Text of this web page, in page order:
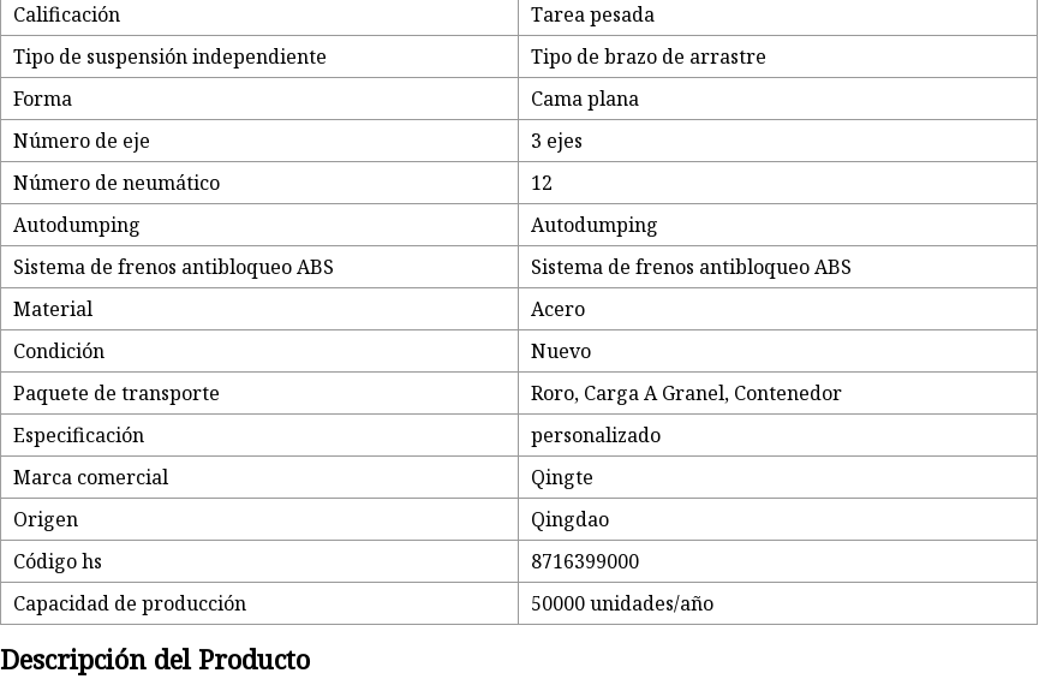
Calificación
Tarea pesada
Tipo de suspensión independiente
Tipo de brazo de arrastre
Forma
Cama plana
Número de eje
3 ejes
Número de neumático
12
Autodumping
Autodumping
Sistema de frenos antibloqueo ABS
Sistema de frenos antibloqueo ABS
Material
Acero
Condición
Nuevo
Paquete de transporte
Roro, Carga A Granel, Contenedor
Especificación
personalizado
Marca comercial
Qingte
Origen
Qingdao
Código hs
8716399000
Capacidad de producción
50000 unidades/año
Descripción del Producto